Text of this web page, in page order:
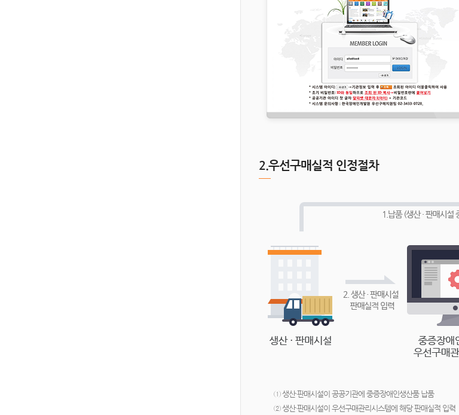
2.우선구매실적 인정절차
① 생산·판매시설이 공공기관에 중증장애인생산품 납품
② 생산·판매시설이 우선구매관리시스템에 해당 판매실적 입력